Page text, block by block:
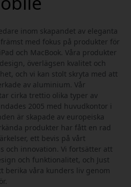
inom skapandet av eleganta
med fokus på produkter för
och MacBook. Våra produkter
överlägsen kvalitet och
och vi kan stolt skryta med att
av aluminium. Vår
cirka trettio olika typer av
2005 med huvudkontor i
är skapade av europeiska
produkter har fått en rad
ett bevis på vårt
och innovation. Vi fortsätter att
och funktionalitet, och Just
berika våra kunders liv genom